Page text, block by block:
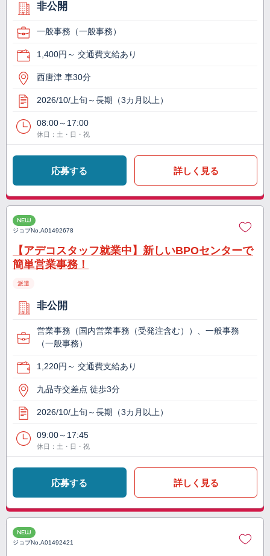
非公開
一般事務（一般事務）
1,400円～ 交通費支給あり
西唐津 車30分
2026/10/上旬～長期（3カ月以上）
08:00～17:00
休日：土・日・祝
応募する 詳しく見る
NEW
ジョブNo.A01492678
【アデコスタッフ就業中】新しいBPOセンターで
簡単営業事務！
派遣
非公開
営業事務（国内営業事務（受発注含む））、一般事務
（一般事務）
1,220円～ 交通費支給あり
九品寺交差点 徒歩3分
2026/10/上旬～長期（3カ月以上）
09:00～17:45
休日：土・日・祝
応募する 詳しく見る
NEW
ジョブNo.A01492421